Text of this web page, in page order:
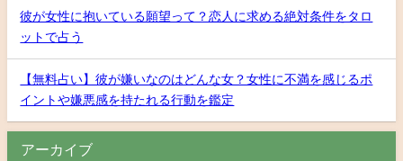
彼が女性に抱いている願望って？恋人に求める絶対条件をタロ
ットで占う
【無料占い】彼が嫌いなのはどんな女？女性に不満を感じるポ
イントや嫌悪感を持たれる行動を鑑定
アーカイブ